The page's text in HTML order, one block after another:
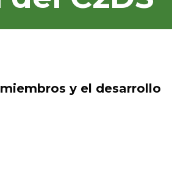
y el desarrollo